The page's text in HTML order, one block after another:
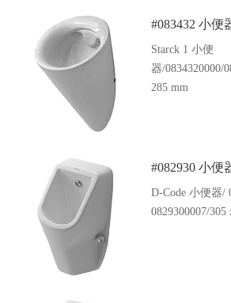
#083432 小便
Starck 1 小便
器/0834320000/
285 mm
#082930 小便
D-Code 小便器/
0829300007/305